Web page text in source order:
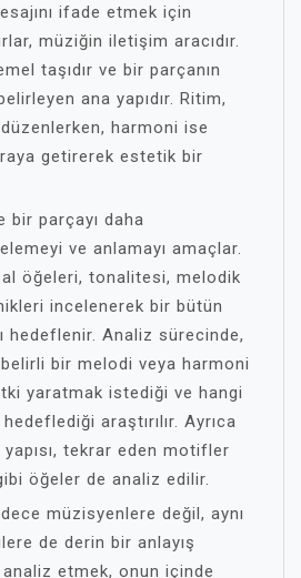
ifade etmek için
müziğin iletişim aracıdır.
taşıdır ve bir parçanın
ana yapıdır. Ritim,
harmoni ise
getirerek estetik bir
bir parçayı daha
ve anlamayı amaçlar.
öğeleri, tonalitesi, melodik
incelenerek bir bütün
hedeflenir. Analiz sürecinde,
bir melodi veya harmoni
yaratmak istediği ve hangi
araştırılır. Ayrıca
tekrar eden motifler
öğeler de analiz edilir.
müzisyenlere değil, aynı
de derin bir anlayış
analiz etmek, onun içinde